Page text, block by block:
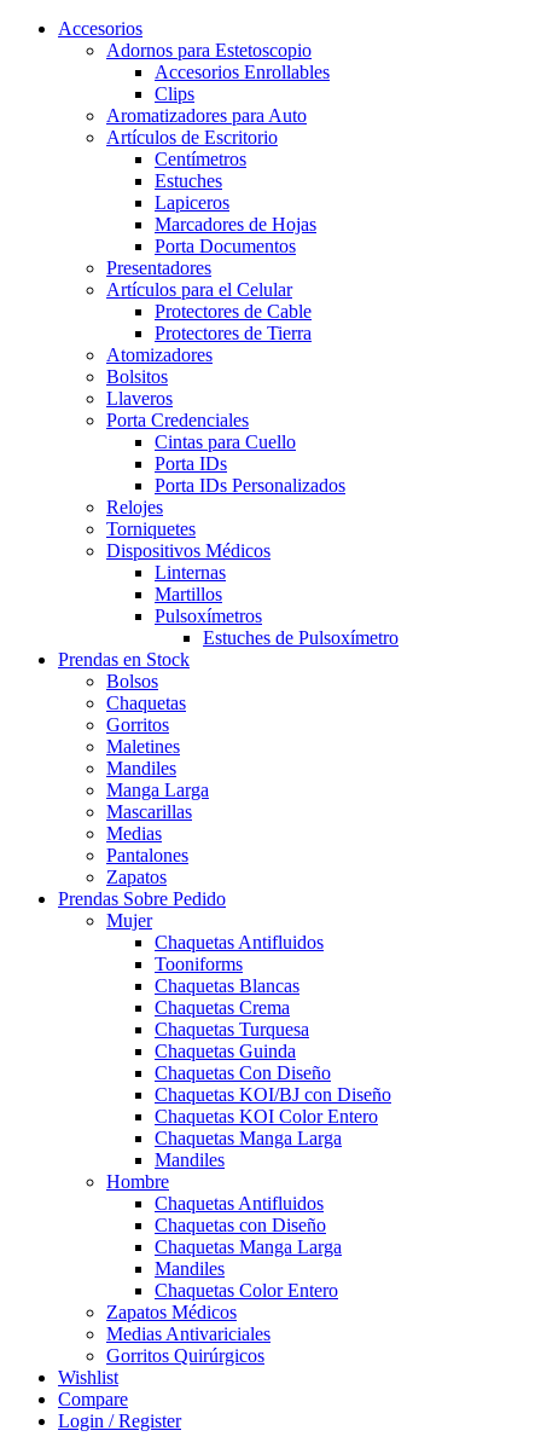
Accesorios
Adornos para Estetoscopio
Accesorios Enrollables
Clips
Aromatizadores para Auto
Artículos de Escritorio
Centímetros
Estuches
Lapiceros
Marcadores de Hojas
Porta Documentos
Presentadores
Artículos para el Celular
Protectores de Cable
Protectores de Tierra
Atomizadores
Bolsitos
Llaveros
Porta Credenciales
Cintas para Cuello
Porta IDs
Porta IDs Personalizados
Relojes
Torniquetes
Dispositivos Médicos
Linternas
Martillos
Pulsoxímetros
Estuches de Pulsoxímetro
Prendas en Stock
Bolsos
Chaquetas
Gorritos
Maletines
Mandiles
Manga Larga
Mascarillas
Medias
Pantalones
Zapatos
Prendas Sobre Pedido
Mujer
Chaquetas Antifluidos
Tooniforms
Chaquetas Blancas
Chaquetas Crema
Chaquetas Turquesa
Chaquetas Guinda
Chaquetas Con Diseño
Chaquetas KOI/BJ con Diseño
Chaquetas KOI Color Entero
Chaquetas Manga Larga
Mandiles
Hombre
Chaquetas Antifluidos
Chaquetas con Diseño
Chaquetas Manga Larga
Mandiles
Chaquetas Color Entero
Zapatos Médicos
Medias Antivariciales
Gorritos Quirúrgicos
Wishlist
Compare
Login / Register